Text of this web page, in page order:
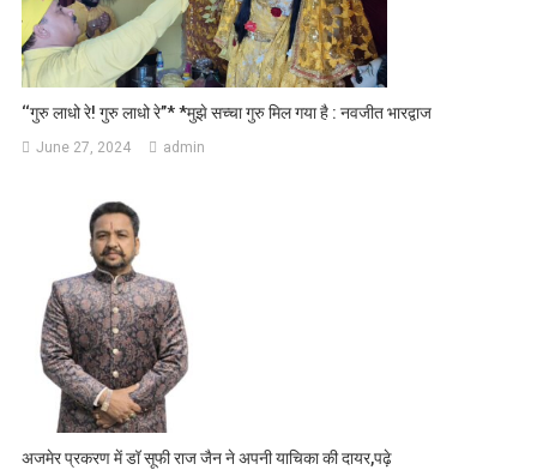
‘‘गुरु लाधो रे! गुरु लाधो रे’’* *मुझे सच्चा गुरु मिल गया है : नवजीत भारद्वाज
June 27, 2024 admin
अजमेर प्रकरण में डॉ सूफी राज जैन ने अपनी याचिका की दायर,पढ़े